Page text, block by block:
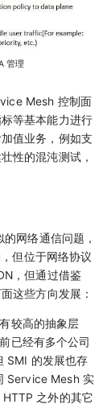
管理
Mesh 控制面
等基本能力进行
值业务，例如支
性的混沌测试，
网络通信问题，
但位于网络协议
，但通过借鉴
这些方向发展：
较高的抽象层
已经有多个公司
SMI 的发展也存
Service Mesh 实
之外的其它